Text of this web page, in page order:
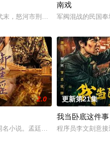
末，怒河市刑侦支队在无普及监控
南戏
军阀混战的民国
2.0
小说。孟廷辉，大平王朝有史以来
更新第21集
我当卧底这件事
程序员李文刻意